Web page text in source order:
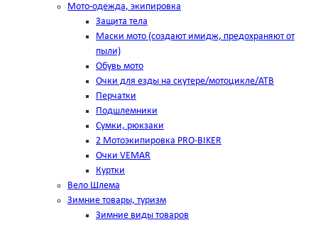
Мото-одежда, экипировка
Защита тела
Маски мото (создают имидж, предохраняют от
пыли)
Обувь мото
Очки для езды на скутере/мотоцикле/АТВ
Перчатки
Подшлемники
Сумки, рюкзаки
2 Мотоэкипировка PRO-BIKER
Очки VEMAR
Куртки
Вело Шлема
Зимние товары, туризм
Зимние виды товаров